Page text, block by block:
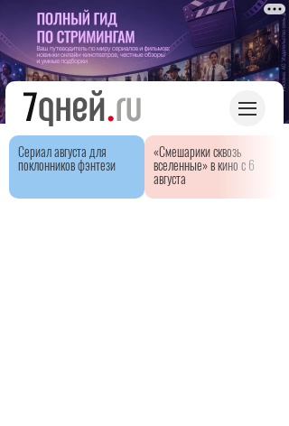
Сериал августа для
поклонников фэнтези
«Смешарики сквозь
вселенные» в кино с 6
августа